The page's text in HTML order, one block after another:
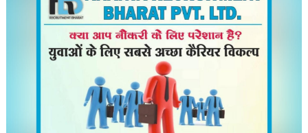
पर
उतरे
युवा,
क्या